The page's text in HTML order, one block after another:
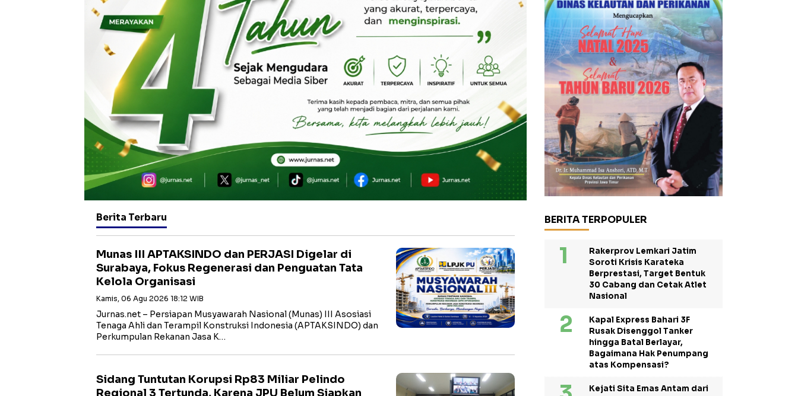
Berita Terbaru
Munas III APTAKSINDO dan PERJASI Digelar di
Surabaya, Fokus Regenerasi dan Penguatan Tata
Kelola Organisasi
Kamis, 06 Agu 2026 18:12 WIB
Jurnas.net – Persiapan Musyawarah Nasional (Munas) III Asosiasi
Tenaga Ahli dan Terampil Konstruksi Indonesia (APTAKSINDO) dan
Perkumpulan Rekanan Jasa K…
Sidang Tuntutan Korupsi Rp83 Miliar Pelindo
Regional 3 Tertunda, Karena JPU Belum Siapkan
BERITA TERPOPULER
Rakerprov Lemkari Jatim
Soroti Krisis Karateka
Berprestasi, Target Bentuk
30 Cabang dan Cetak Atlet
Nasional
Kapal Express Bahari 3F
Rusak Disenggol Tanker
hingga Batal Berlayar,
Bagaimana Hak Penumpang
atas Kompensasi?
Kejati Sita Emas Antam dari